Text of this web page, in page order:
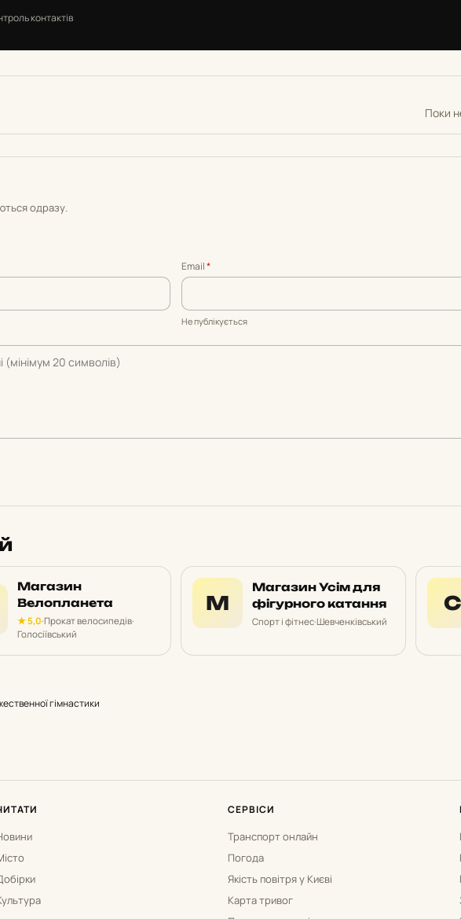
контактів
Поки
одразу.
Email*
Не публікується
Магазин
Велопланета
★ 5,0·Прокат велосипедів·
Голосіївський
М
Магазин Усім для
фігурного катання
Спорт і фітнес·Шевченківський
С
гімнастики
СЕРВІСИ
Транспорт онлайн
Погода
Якість повітря у Києві
Карта тривог